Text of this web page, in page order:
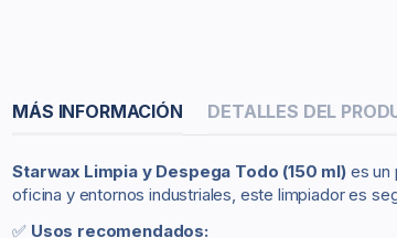
MÁS INFORMACIÓN DETALLES DEL
Starwax Limpia y Despega Todo (150 ml)es un
oficina y entornos industriales, este limpiador es
✅ Usos recomendados: